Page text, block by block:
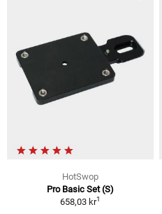
HotSwop
Pro Basic Set (S)
658,03 kr1